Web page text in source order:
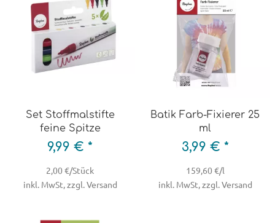
Set Stoffmalstifte
feine Spitze
9,99 € *
2,00 €/Stück
inkl. MwSt, zzgl. Versand
Batik Farb-Fixierer 25
ml
3,99 € *
159,60 €/l
inkl. MwSt, zzgl. Versand